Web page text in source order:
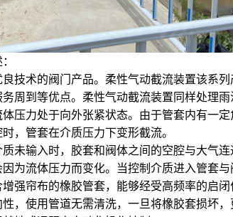
技术的阀门产品。柔性气动截流装置该系
周到等优点。柔性气动截流装置同样处理雨
压力处于向外张紧状态。由于管套内有一
，管套在介质压力下变形截流。
未输入时，胶套和阀体之间的空腔与大气
为流体压力而变化。当控制介质进入管套
强帘布的橡胶管套，能够经受高频率的启
，使用管道无需清洗，一旦将橡胶套损坏，